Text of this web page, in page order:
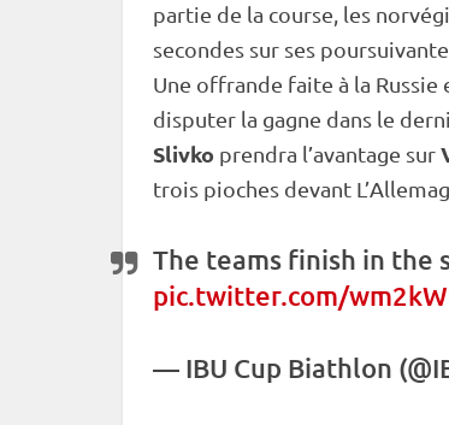
partie de la course, les
secondes sur ses
Une offrande faite à la
disputer la gagne dans le
Slivko prendra l’avantage sur
trois pioches devant
The teams finish in
pic.twitter.com/
— IBU Cup Biathlon